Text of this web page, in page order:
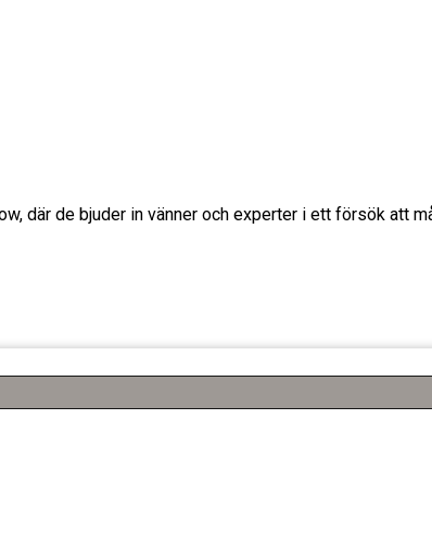
där de bjuder in vänner och experter i ett försök att